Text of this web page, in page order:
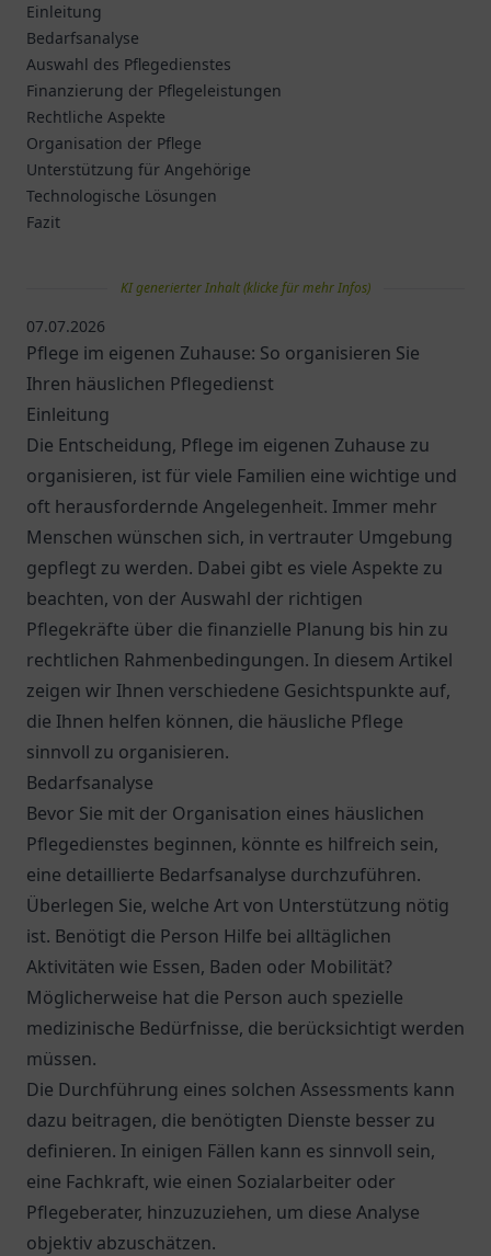
Einleitung
Bedarfsanalyse
Auswahl des Pflegedienstes
Finanzierung der Pflegeleistungen
Rechtliche Aspekte
Organisation der Pflege
Unterstützung für Angehörige
Technologische Lösungen
Fazit
KI generierter Inhalt (klicke für mehr Infos)
07.07.2026
Pflege im eigenen Zuhause: So organisieren Sie
Ihren häuslichen Pflegedienst
Einleitung
Die Entscheidung, Pflege im eigenen Zuhause zu
organisieren, ist für viele Familien eine wichtige und
oft herausfordernde Angelegenheit. Immer mehr
Menschen wünschen sich, in vertrauter Umgebung
gepflegt zu werden. Dabei gibt es viele Aspekte zu
beachten, von der Auswahl der richtigen
Pflegekräfte über die finanzielle Planung bis hin zu
rechtlichen Rahmenbedingungen. In diesem Artikel
zeigen wir Ihnen verschiedene Gesichtspunkte auf,
die Ihnen helfen können, die häusliche Pflege
sinnvoll zu organisieren.
Bedarfsanalyse
Bevor Sie mit der Organisation eines häuslichen
Pflegedienstes beginnen, könnte es hilfreich sein,
eine detaillierte Bedarfsanalyse durchzuführen.
Überlegen Sie, welche Art von Unterstützung nötig
ist. Benötigt die Person Hilfe bei alltäglichen
Aktivitäten wie Essen, Baden oder Mobilität?
Möglicherweise hat die Person auch spezielle
medizinische Bedürfnisse, die berücksichtigt werden
müssen.
Die Durchführung eines solchen Assessments kann
dazu beitragen, die benötigten Dienste besser zu
definieren. In einigen Fällen kann es sinnvoll sein,
eine Fachkraft, wie einen Sozialarbeiter oder
Pflegeberater, hinzuzuziehen, um diese Analyse
objektiv abzuschätzen.